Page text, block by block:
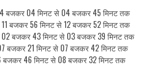
बजकर 04 मिनट से 04 बजकर 45 मिनट तक
11 बजकर 56 मिनट से 12 बजकर 52 मिनट तक
02 बजकर 43 मिनट से 03 बजकर 39 मिनट तक
बजकर 21 मिनट से 07 बजकर 42 मिनट तक
46 मिनट से 08 बजकर 32 मिनट तक